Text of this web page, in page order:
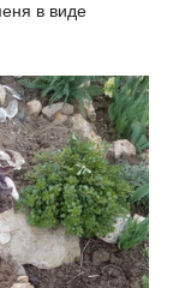
в виде